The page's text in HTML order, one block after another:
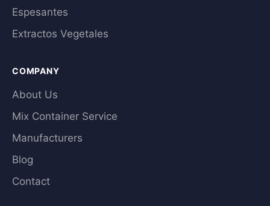
Espesantes
Extractos Vegetales
COMPANY
About Us
Mix Container Service
Manufacturers
Blog
Contact